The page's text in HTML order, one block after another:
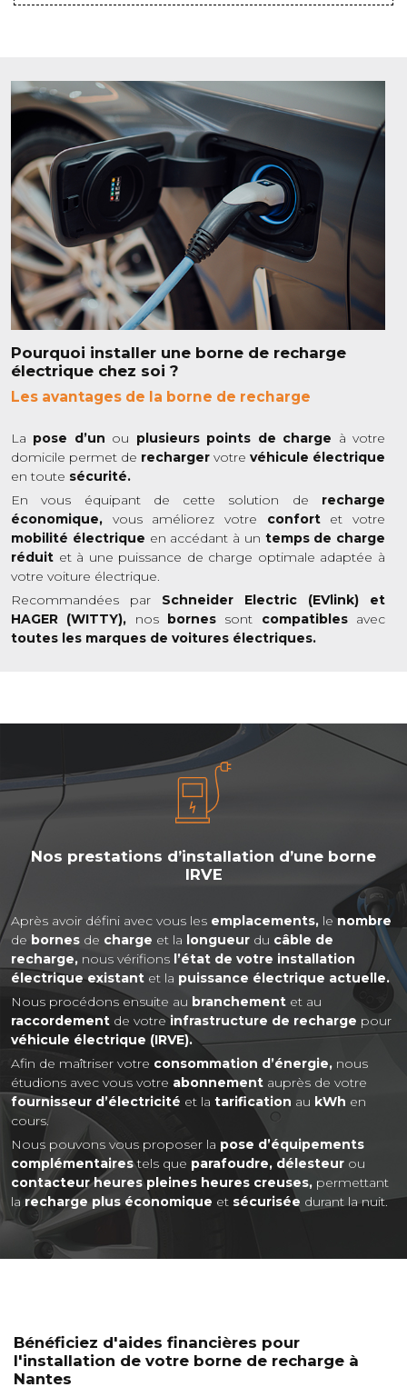
Pourquoi installer une borne de recharge
électrique chez soi ?
Les avantages de la borne de recharge
La pose d’un ou plusieurs points de charge à votre
domicile permet de recharger votre véhicule électrique
en toute sécurité.
En vous équipant de cette solution de recharge
économique, vous améliorez votre confortet votre
mobilité électrique en accédant à un temps de charge
réduit et à une puissance de charge optimale adaptée à
votre voiture électrique.
Recommandées par Schneider Electric (EVlink) et
HAGER (WITTY), nos bornes sont compatiblesavec
toutes les marques de voitures électriques.
Nos prestations d’installation d’une borne
IRVE
Après avoir défini avec vous les emplacements, lenombre
de bornes de charge et la longueur du câble de
recharge, nous vérifions l’état de votre installation
électrique existant et la puissance électrique actuelle.
Nous procédons ensuite au branchement et au
raccordement de votreinfrastructure de recharge pour
véhicule électrique (IRVE).
Afin de maîtriser votre consommation d’énergie, nous
étudions avec vous votre abonnement auprès de votre
fournisseur d’électricité et la tarification au kWh en
cours.
Nous pouvons vous proposer la pose d’équipements
complémentairestels que parafoudre, délesteur ou
contacteur heures pleines heures creuses, permettant
la recharge plus économique et sécurisée durant la nuit.
Bénéficiez d'aides financières pour
l'installation de votre borne de recharge à
Nantes